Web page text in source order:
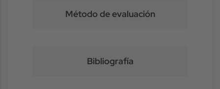
Método de evaluación
Bibliografía